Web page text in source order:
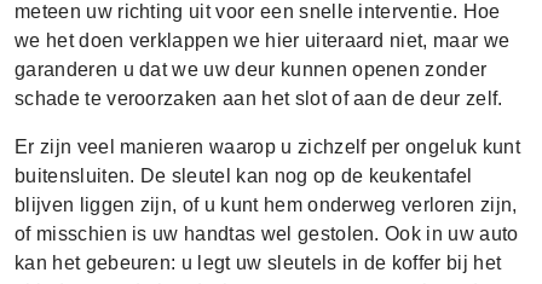
meteen uw richting uit voor een snelle interventie. Hoe
we het doen verklappen we hier uiteraard niet, maar we
garanderen u dat we uw deur kunnen openen zonder
schade te veroorzaken aan het slot of aan de deur zelf.
Er zijn veel manieren waarop u zichzelf per ongeluk kunt
buitensluiten. De sleutel kan nog op de keukentafel
blijven liggen zijn, of u kunt hem onderweg verloren zijn,
of misschien is uw handtas wel gestolen. Ook in uw auto
kan het gebeuren: u legt uw sleutels in de koffer bij het